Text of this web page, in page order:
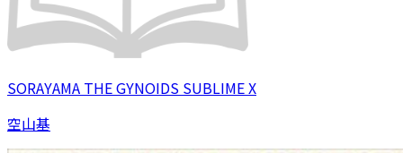
SORAYAMA THE GYNOIDS SUBLIME X
空山基